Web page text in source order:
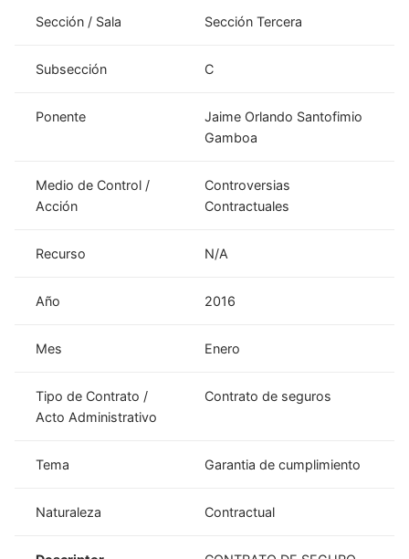
Sección / Sala Sección Tercera
Subsección C
Ponente
Jaime Orlando Santofimio
Gamboa
Medio de Control /
Acción
Controversias
Contractuales
Recurso N/A
Año 2016
Mes Enero
Tipo de Contrato /
Acto Administrativo
Contrato de seguros
Tema Garantia de cumplimiento
Naturaleza Contractual